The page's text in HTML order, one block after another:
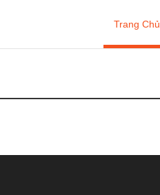
Trang Chủ